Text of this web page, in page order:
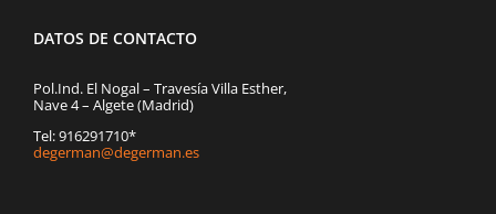
DATOS DE CONTACTO
Pol.Ind. El Nogal – Travesía Villa Esther,
Nave 4 – Algete (Madrid)
Tel: 916291710*
degerman@degerman.es